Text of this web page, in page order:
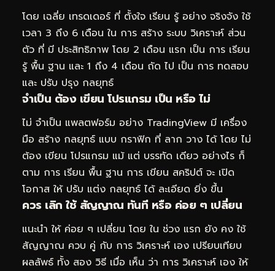
โดย เฉลี่ย เทรดเดอร์ ที่ ตั้งใจ เรียน รู้ อย่าง จริงจัง ใช้
เวลา 3 ถึง 6 เดือน ใน การ สร้าง ระบบ วิเคราะห์ ส่วน
ตัว ที่ มี ประสิทธิภาพ โดย 2 เดือน แรก เป็น การ เรียน
รู้ พื้น ฐาน และ 1 ถึง 4 เดือน ถัด ไป เป็น การ ทดสอบ
และ ปรับ ปรุง กลยุทธ์
จำเป็น ต้อง เขียน โปรแกรม เป็น หรือ ไม่
ไม่ จำเป็น แพลตฟอร์ม อย่าง TradingView มี เครื่อง
มือ สร้าง กลยุทธ์ แบบ กราฟิก ที่ ลาก วาง ได้ โดย ไม่
ต้อง เขียน โปรแกรม แม้ แต่ บรรทัด เดียว อย่างไร ก็
ตาม การ เรียน พื้น ฐาน การ เขียน สคริปต์ จะ เปิด
โอกาส ให้ ปรับ แต่ง กลยุทธ์ ได้ ละเอียด ยิ่ง ขึ้น
ควร เลิก ใช้ สัญญาณ ทันที หรือ ค่อย ๆ เปลี่ยน
แนะนำ ให้ ค่อย ๆ เปลี่ยน โดย ใน ช่วง แรก ยัง คง ใช้
สัญญาณ ควบ คู่ กับ การ วิเคราะห์ เอง เปรียบเทียบ
ผลลัพธ์ ทั้ง สอง วิธี เมื่อ เห็น ว่า การ วิเคราะห์ เอง ให้